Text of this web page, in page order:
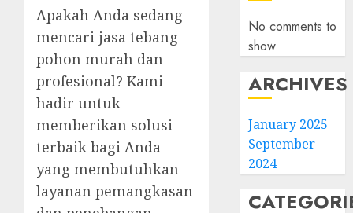
Apakah Anda sedang
mencari jasa tebang
pohon murah dan
profesional? Kami
hadir untuk
memberikan solusi
terbaik bagi Anda
yang membutuhkan
layanan pemangkasan
No comments to
show.
ARCHIVES
January 2025
September
2024